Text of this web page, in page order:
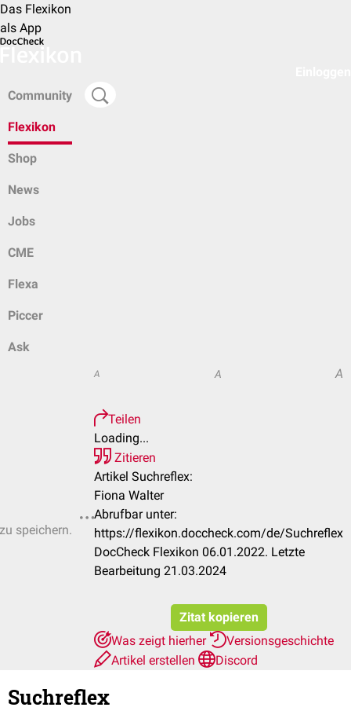
Das Flexikon
als App
Community
Flexikon
Shop
News
Jobs
CME
Flexa
Piccer
Ask
speichern.
A A A
Teilen
Loading...
Zitieren
Artikel Suchreflex:
Fiona Walter
Abrufbar unter:
https://flexikon.doccheck.com/de/Suchreflex
DocCheck Flexikon 06.01.2022. Letzte
Bearbeitung 21.03.2024
Zitat kopieren
Was zeigt hierher
Versionsgeschichte
Artikel erstellen
Discord
Suchreflex